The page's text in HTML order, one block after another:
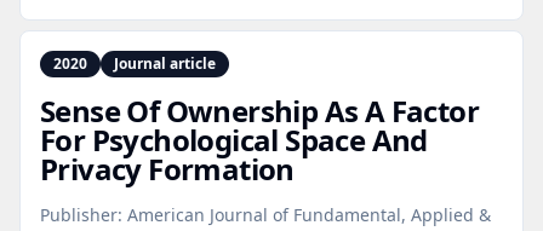
2020 Journal article
Sense Of Ownership As A Factor
For Psychological Space And
Privacy Formation
Publisher: American Journal of Fundamental, Applied &